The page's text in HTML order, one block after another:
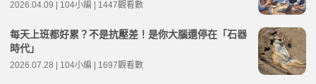
2026.04.09 | 104小編 | 1447觀看數
每天上班都好累？不是抗壓差！是你大腦還停在「石器
時代」
2026.07.28 | 104小編 | 1697觀看數